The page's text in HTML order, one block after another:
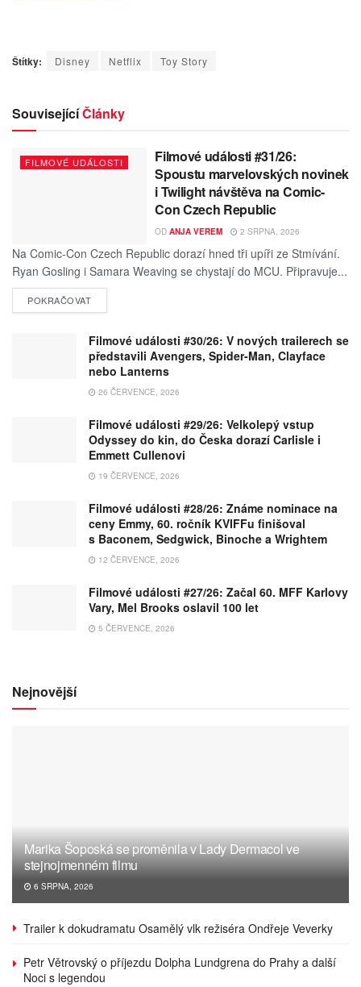
Štítky: Disney Netflix Toy Story
SouvisejícíČlánky
FILMOVÉ UDÁLOSTI
Filmové události #31/26:
Spoustu marvelovských novinek
i Twilight návštěva na Comic-
Con Czech Republic
OD ANJA VEREM 2 SRPNA, 2026
Na Comic-Con Czech Republic dorazí hned tři upíři ze Stmívání.
Ryan Gosling i Samara Weaving se chystají do MCU. Připravuje...
POKRAČOVAT
Filmové události #30/26: V nových trailerech se
představili Avengers, Spider-Man, Clayface
nebo Lanterns
26 ČERVENCE, 2026
Filmové události #29/26: Velkolepý vstup
Odyssey do kin, do Česka dorazí Carlisle i
Emmett Cullenovi
19 ČERVENCE, 2026
Filmové události #28/26: Známe nominace na
ceny Emmy, 60. ročník KVIFFu finišoval
s Baconem, Sedgwick, Binoche a Wrightem
12 ČERVENCE, 2026
Filmové události #27/26: Začal 60. MFF Karlovy
Vary, Mel Brooks oslavil 100 let
5 ČERVENCE, 2026
Nejnovější
Marika Šoposká se proměnila v Lady Dermacol ve
stejnojmenném filmu
6 SRPNA, 2026
Trailer k dokudramatu Osamělý vlk režiséra Ondřeje Veverky
Petr Větrovský o příjezdu Dolpha Lundgrena do Prahy a další
Noci s legendou